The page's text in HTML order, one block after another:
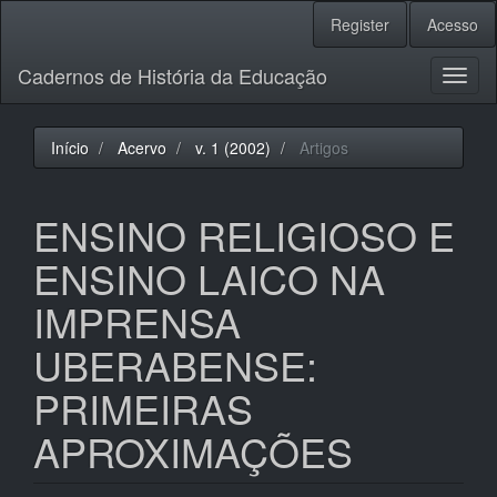
principal
Barra
Lateral
Register Acesso
Cadernos de História da Educação
Início Acervo v. 1 (2002) Artigos
ENSINO RELIGIOSO E
ENSINO LAICO NA
IMPRENSA
UBERABENSE:
PRIMEIRAS
APROXIMAÇÕES